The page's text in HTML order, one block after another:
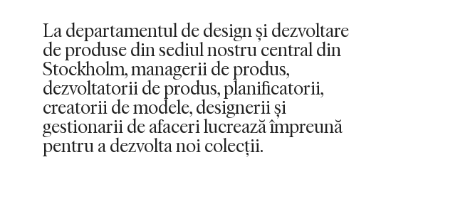
La departamentul de design și dezvoltare
de produse din sediul nostru central din
Stockholm, managerii de produs,
dezvoltatorii de produs, planificatorii,
creatorii de modele, designerii și
gestionarii de afaceri lucrează împreună
pentru a dezvolta noi colecții.